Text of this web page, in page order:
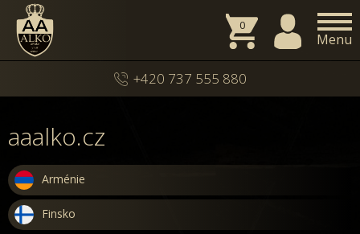
0
Menu
+420 737 555 880
aaalko.cz
Arménie
Finsko